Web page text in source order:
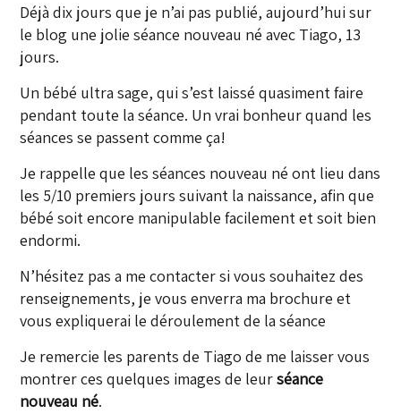
Déjà dix jours que je n’ai pas publié, aujourd’hui sur
le blog une jolie séance nouveau né avec Tiago, 13
jours.
Un bébé ultra sage, qui s’est laissé quasiment faire
pendant toute la séance. Un vrai bonheur quand les
séances se passent comme ça!
Je rappelle que les séances nouveau né ont lieu dans
les 5/10 premiers jours suivant la naissance, afin que
bébé soit encore manipulable facilement et soit bien
endormi.
N’hésitez pas a me contacter si vous souhaitez des
renseignements, je vous enverra ma brochure et
vous expliquerai le déroulement de la séance
Je remercie les parents de Tiago de me laisser vous
montrer ces quelques images de leurséance
nouveau né.